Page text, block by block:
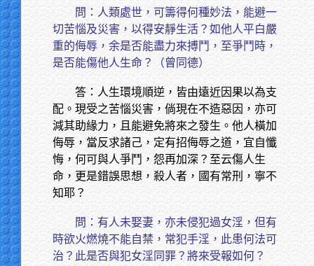
問：人類處世，可籌得何種妙法，能避一
切苦惱及災害，以得安靜生活？如他人平白嚴
重的侮辱，余是否能盡力來搏鬥，至爭鬥時，
是否能傷他人生命？（曾同德）
答：人生環境順逆，皆由遠近因果以為支
配。現受之苦惱災害，倘現在不造惡因，亦可
減其助緣力，且能避免將來之發生。他人橫加
侮辱，當反求諸己，定有招侮辱之道，宜自懺
悔，何可與人爭鬥，怨再加深？至云傷人生
命，更是錯誤思想，殺人者，國有常刑，寧不
知耶？
問：有人未娶妻，亦未侵犯過女淫，但有
時欲火燃燒不能自禁，常犯手淫，此患何法可
治？此是否與犯女淫同罪？將來受報如何？